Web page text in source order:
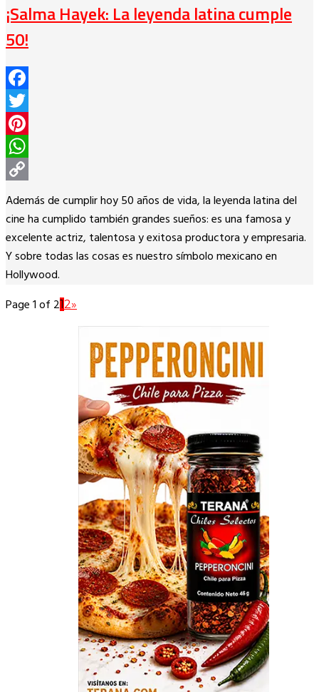
¡Salma Hayek: La leyenda latina cumple
50!
Facebook
Twitter
Pinterest
WhatsApp
Copy
Link
Además de cumplir hoy 50 años de vida, la leyenda latina del
cine ha cumplido también grandes sueños: es una famosa y
excelente actriz, talentosa y exitosa productora y empresaria.
Y sobre todas las cosas es nuestro símbolo mexicano en
Hollywood.
Page 1 of 212»